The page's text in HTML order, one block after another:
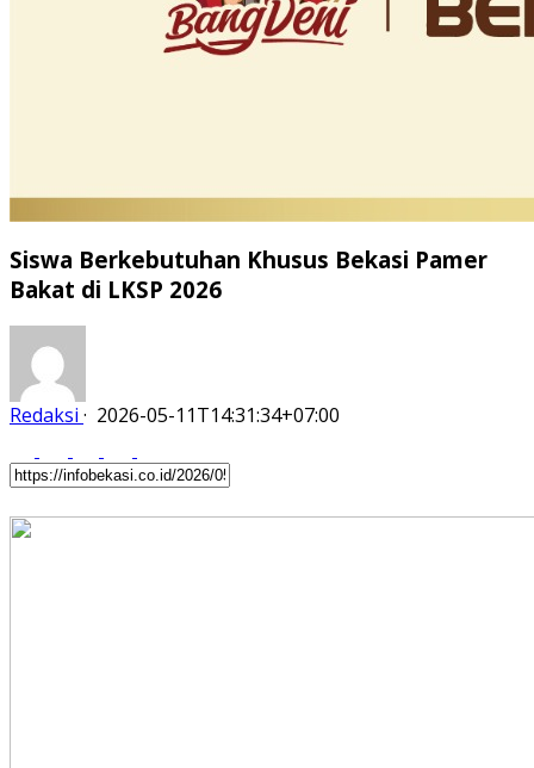
Siswa Berkebutuhan Khusus Bekasi Pamer
Bakat di LKSP 2026
Redaksi · 2026-05-11T14:31:34+07:00